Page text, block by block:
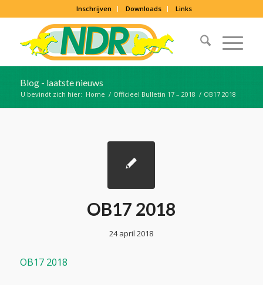
Inschrijven Downloads Links
Blog - laatste nieuws
U bevindt zich hier: Home / Officieel Bulletin 17 – 2018 / OB17 2018
OB17 2018
24 april 2018
OB17 2018